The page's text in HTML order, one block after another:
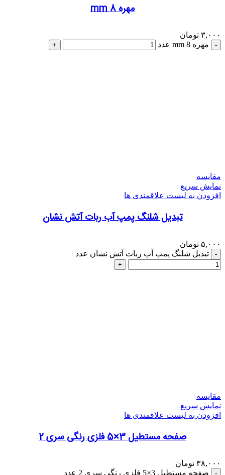
مهره 8 mm
۳,۰۰۰ تومان
مهره 8 mm عدد
مقایسه
نمایش سریع
افزودن به لیست علاقمندی ها
تبدیل شلنگ پمپ آب ربات آتش نشان
۵,۰۰۰ تومان
تبدیل شلنگ پمپ آب ربات آتش نشان عدد
مقایسه
نمایش سریع
افزودن به لیست علاقمندی ها
صفحه مستطیل 3×5 فلزی رنگی سری 2
۳۸,۰۰۰ تومان
صفحه مستطیل 3×5 فلزی رنگی سری 2 عدد